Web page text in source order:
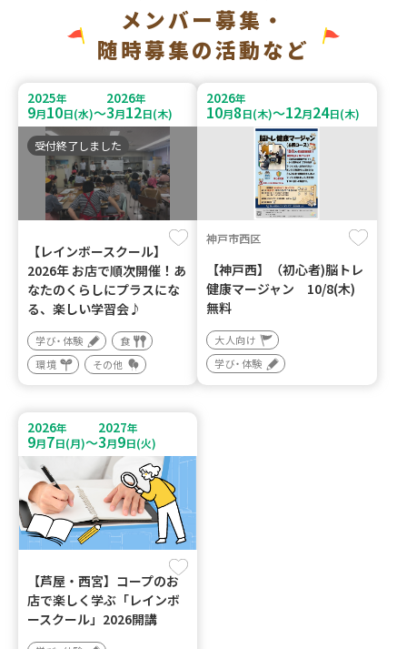
メンバー募集・
随時募集の活動など
2025年
9月10日(水)～
2026年
3月12日(木)
受付終了しました
【レインボースクール】
2026年 お店で順次開催！あ
なたのくらしにプラスにな
る、楽しい学習会♪
学び・体験
食
環境
その他
2026年
10月8日(木)～12月24日(木)
神戸市西区
【神戸西】（初心者)脳トレ
健康マージャン 10/8(木)
無料
大人向け
学び・体験
2026年
9月7日(月)～
2027年
3月9日(火)
【芦屋・西宮】コープのお
店で楽しく学ぶ「レインボ
ースクール」2026開講